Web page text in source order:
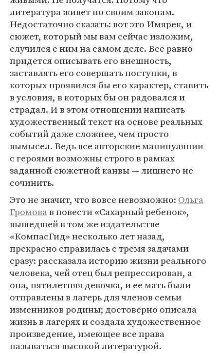
литература живет по своим законам.
Недостаточно сказать: вот это Имярек, и
сюжет, который мы вам сейчас изложим,
случился с ним на самом деле. Все равно
придется описывать его внешность,
заставлять его совершать поступки, в
которых проявился бы его характер, ставить
в условия, в которых бы он радовался и
страдал. И в этом отношении написать
художественный текст на основе реальных
событий даже сложнее, чем просто
вымысел. Ведь все авторские манипуляции
с героями возможны строго в рамках
заданной сюжетной канвы — лишнего не
сочинить.
Это не значит, что вовсе невозможно: Ольга
Громовав повести «Сахарный ребенок»,
вышедшей в том же издательстве
«КомпасГид» несколько лет назад,
прекрасно справилась с тремя задачами
сразу: рассказала историю жизни реального
человека, чей отец был репрессирован, а
она, пятилетняя девочка, и ее мать были
отправлены в лагерь для членов семьи
изменников родины; достоверно описала
жизнь в лагерях и создала художественное
произведение, имеющее все права
называться высокой литературой.